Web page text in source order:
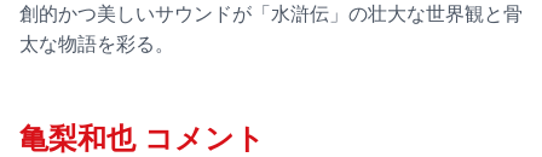
創的かつ美しいサウンドが「水滸伝」の壮大な世界観と骨
太な物語を彩る。
亀梨和也 コメント